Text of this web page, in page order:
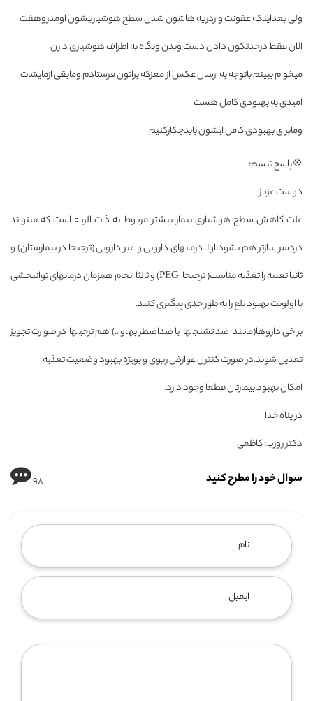
ولی بعداینکه عفونت واردریه هاشون شدن سطح هوشیاریشون اومدروهفت
الان فقط درحدتکون دادن دست وبدن ونگاه به اطراف هوشیاری دارن
میخوام ببینم باتوجه به ارسال عکس از مغزکه براتون فرستادم ومابقی ازمایشات
امیدی به بهبودی کامل هست
ومابرای بهبودی کامل ایشون بایدچکارکنیم
💠پاسخ تبسم:
دوست عزیز
علت کاهش سطح هوشیاری بیمار بیشتر مربوط به ذات الریه است که میتواند
دردسر سازتر هم بشود،اولا درمانهای دارویی و غیر دارویی (ترجیحا در بیمارستان) و
ثانیا تعبیه را تغذیه مناسب( ترجیحا PEG) و ثالثا انجام همزمان درمانهای توانبخشی
با اولویت بهبود بلع را به طور جدی پیگیری کنید.
برخی داروها(مانند ضد تشنجها یا ضداضطرابهاو ..)هم ترجیها در صورت تجویز
تعدیل شوند.در صورت کنترل عوارض ریوی و بویژه بهبود وضعیت تغذیه
امکان بهبود بیمارتان قطعا وجود دارد.
در پناه خدا
دکتر روزبه کاظمی
سوال خود را مطرح کنید 98